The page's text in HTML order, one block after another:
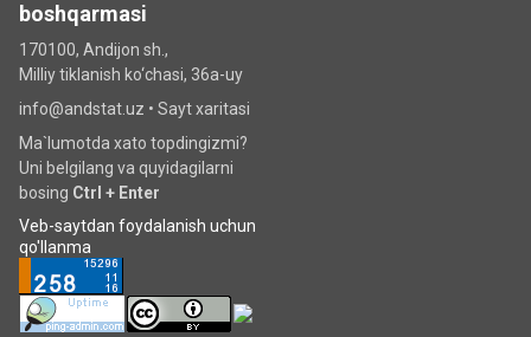
boshqarmasi
170100, Andijon sh.,
Milliy tiklanish ko‘chаsi, 36a-uy
info@andstat.uz • Sayt xaritasi
Ma`lumotda xato topdingizmi?
Uni belgilang va quyidagilarni
bosing Ctrl + Enter
Veb-saytdan foydalanish uchun
qo'llanma